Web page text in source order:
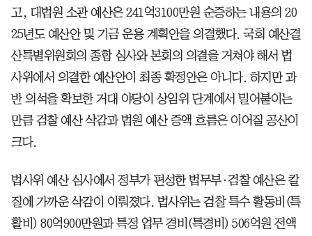
고, 대법원 소관 예산은 241억3100만원 순증하는 내용의 20
25년도 예산안 및 기금 운용 계획안을 의결했다. 국회 예산결
산특별위원회의 종합 심사와 본회의 의결을 거쳐야 해서 법
사위에서 의결한 예산안이 최종 확정안은 아니다. 하지만 과
반 의석을 확보한 거대 야당이 상임위 단계에서 밀어붙이는
만큼 검찰 예산 삭감과 법원 예산 증액 흐름은 이어질 공산이
크다.
법사위 예산 심사에서 정부가 편성한 법무부·검찰 예산은 칼
질에 가까운 삭감이 이뤄졌다. 법사위는 검찰 특수 활동비(특
활비) 80억900만원과 특정 업무 경비(특경비) 506억원 전액